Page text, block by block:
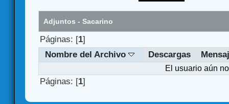
Adjuntos - Sacarino
Páginas: [1]
Nombre del Archivo
Descargas
El usuario aún
Páginas: [1]